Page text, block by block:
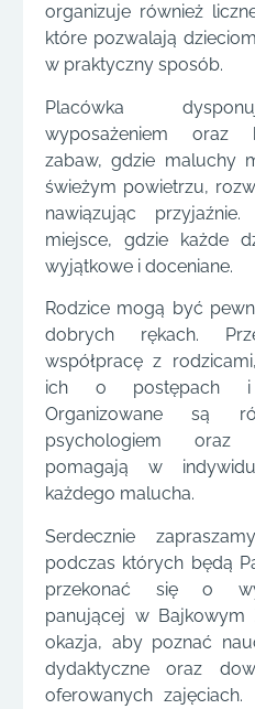
organizuje również
które pozwalają
w praktyczny sposób.
Placówka
wyposażeniem oraz
zabaw, gdzie maluchy
świeżym powietrzu,
nawiązując
miejsce, gdzie każde
wyjątkowe i doceniane.
Rodzice mogą być
dobrych rękach.
współpracę z
ich o postępach i
Organizowane są
psychologiem oraz
pomagają w
każdego malucha.
Serdecznie
podczas których będą
przekonać się o
panującej w Bajkowym
okazja, aby poznać
dydaktyczne oraz
oferowanych